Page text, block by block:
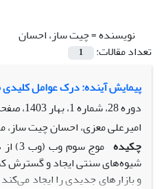
نویسنده =چیت ساز، احسان
تعداد مقالات:
1
پیمایش آینده: درک عوامل
دوره 28، شماره 1، بهار 1403، صفحه
امیرعلی معزی، احسان چیت ساز،
چکیده
موج
و بازارهای جدیدی را ایجاد